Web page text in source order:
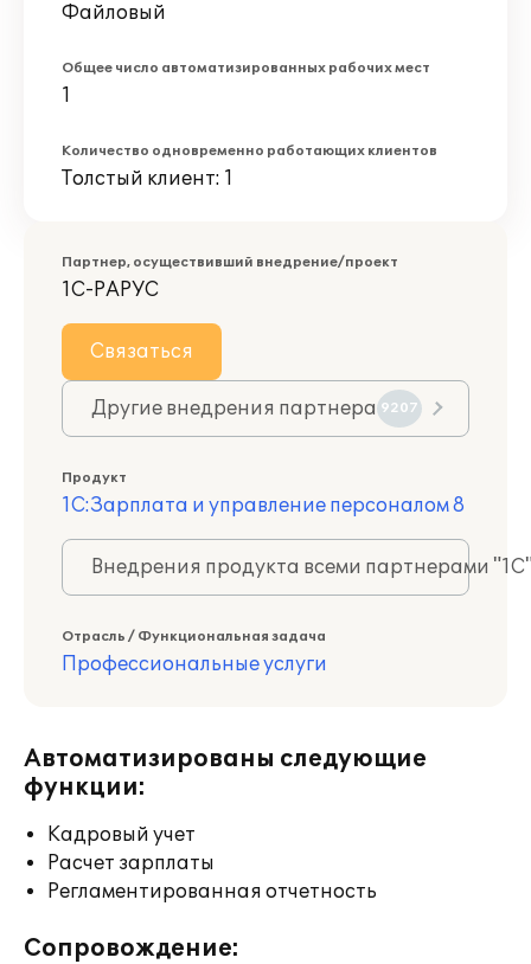
Файловый
Общее число автоматизированных рабочих мест
1
Количество одновременно работающих клиентов
Толстый клиент: 1
Партнер, осуществивший внедрение/проект
1С-РАРУС
Связаться
Другие внедрения партнера 9207
Продукт
1С:Зарплата и управление персоналом 8
Внедрения продукта всеми партнерами
Отрасль / Функциональная задача
Профессиональные услуги
Автоматизированы следующие
функции:
Кадровый учет
Расчет зарплаты
Регламентированная отчетность
Сопровождение: